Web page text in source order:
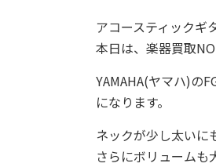
アコースティックギ
本日は、楽器買取
YAMAHA(ヤマハ)の
になります。
ネックが少し太いに
さらにボリュームも